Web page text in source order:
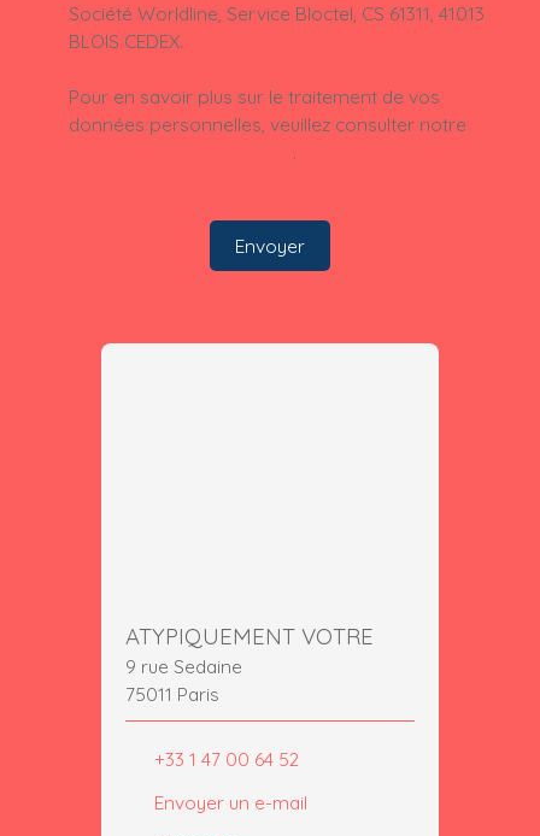
Société Worldline, Service Bloctel, CS 61311, 41013
BLOIS CEDEX.
Pour en savoir plus sur le traitement de vos
données personnelles, veuillez consulter notre
.
Envoyer
ATYPIQUEMENT VOTRE
9 rue Sedaine
75011 Paris
+33 1 47 00 64 52
Envoyer un e-mail